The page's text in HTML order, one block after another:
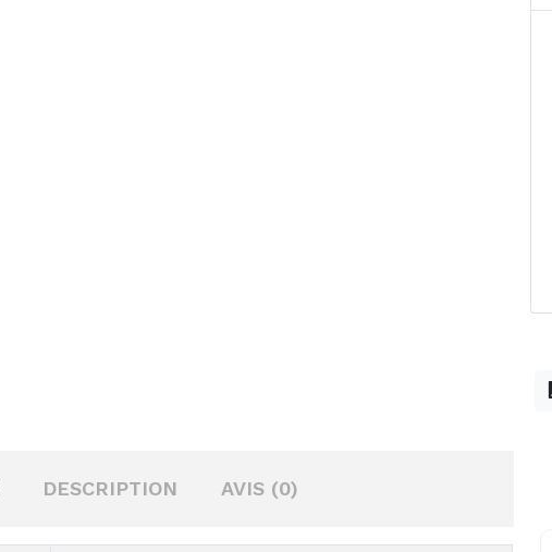
DESCRIPTION AVIS (0)